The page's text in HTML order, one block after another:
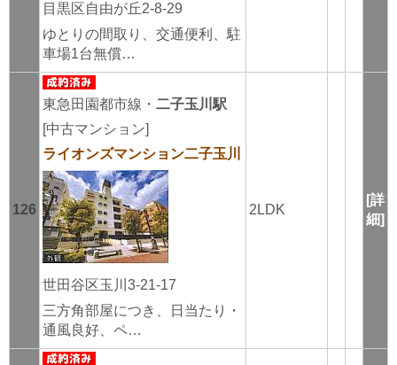
目黒区自由が丘2-8-29
ゆとりの間取り、交通便利、駐
車場1台無償…
126
東急田園都市線・ 二子玉川駅
[中古マンション]
ライオンズマンション二子玉川
世田谷区玉川3-21-17
三方角部屋につき、日当たり・
通風良好、ペ…
2LDK
[詳
細]